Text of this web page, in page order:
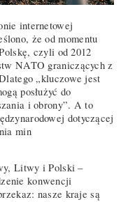
internetowej
że od momentu
czyli od 2012
NATO graniczących z
„kluczowe jest
posłużyć do
i obrony”. A to
dotyczącej
min
Litwy i Polski –
konwencji
nasze kraje są